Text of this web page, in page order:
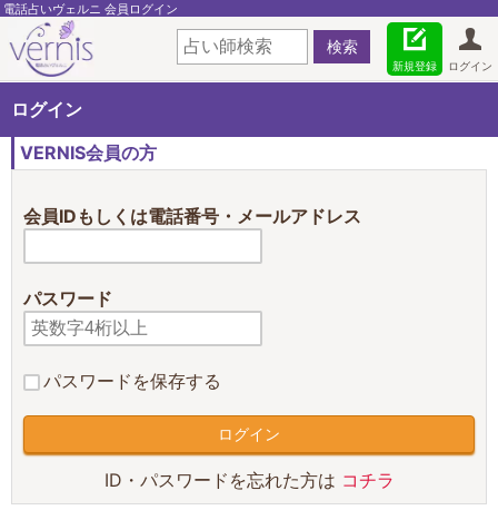
電話占いヴェルニ 会員ログイン
ログイン
新規登録
ログイン
VERNIS会員の方
会員IDもしくは電話番号・メールアドレス
パスワード
パスワードを保存する
ID・パスワードを忘れた方は コチラ